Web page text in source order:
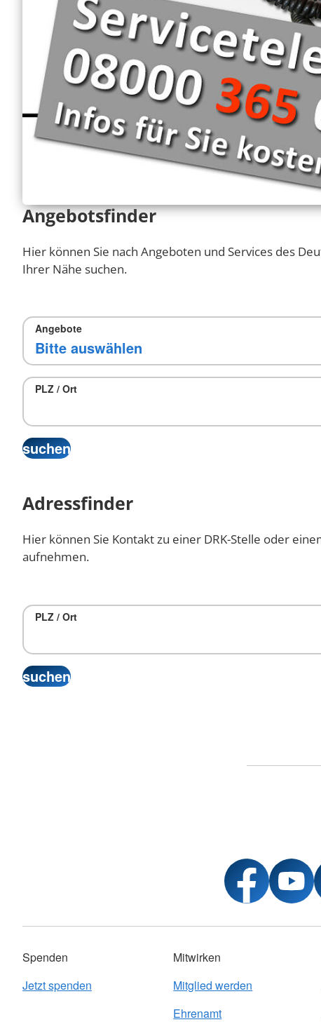
Angebotsfinder
Hier können Sie nach Angeboten und Services des
Ihrer Nähe suchen.
Angebote
PLZ / Ort
Adressfinder
Hier können Sie Kontakt zu einer DRK-Stelle oder
aufnehmen.
PLZ / Ort
Spenden
Jetzt spenden
Mitwirken
Mitglied werden
Ehrenamt